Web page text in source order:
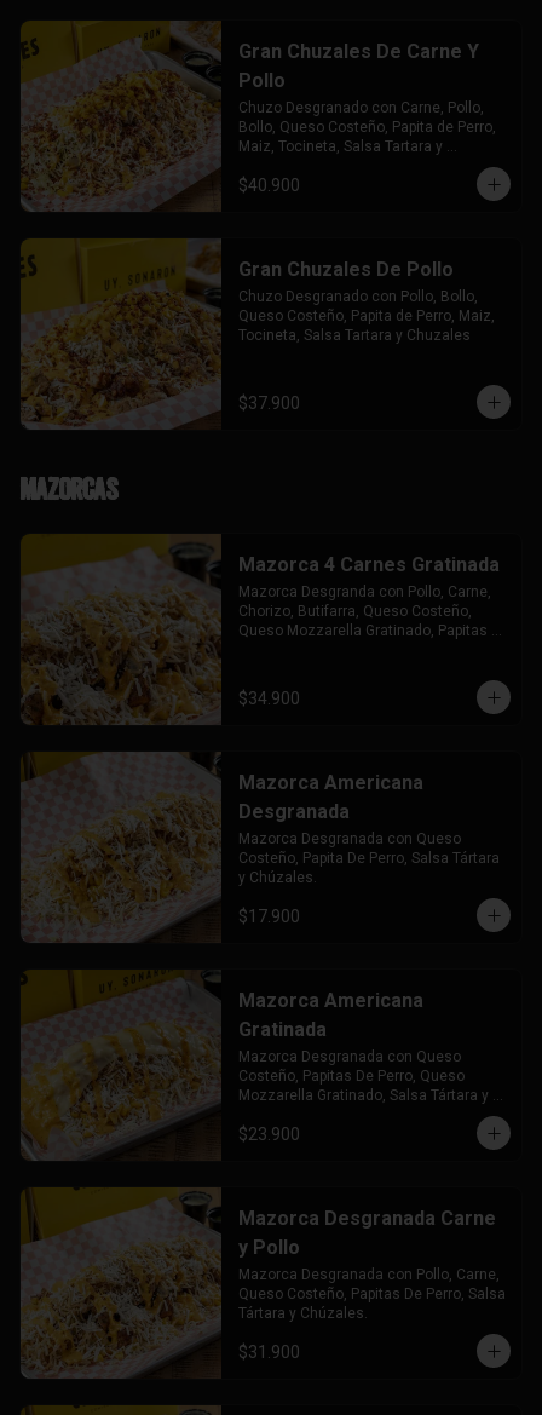
Gran Chuzales De Carne Y
Pollo
Chuzo Desgranado con Carne, Pollo,
Bollo, Queso Costeño, Papita de Perro,
Maiz, Tocineta, Salsa Tartara y
$40.900
Gran Chuzales De Pollo
Chuzo Desgranado con Pollo, Bollo,
Queso Costeño, Papita de Perro, Maiz,
Tocineta, Salsa Tartara y Chuzales
$37.900
Mazorcas
Mazorca 4 Carnes Gratinada
Mazorca Desgranda con Pollo, Carne,
Chorizo, Butifarra, Queso Costeño,
Queso Mozzarella Gratinado, Papitas
$34.900
Mazorca Americana
Desgranada
Mazorca Desgranada con Queso
Costeño, Papita De Perro, Salsa Tártara
y Chúzales.
$17.900
Mazorca Americana
Gratinada
Mazorca Desgranada con Queso
Costeño, Papitas De Perro, Queso
Mozzarella Gratinado, Salsa Tártara y
$23.900
Mazorca Desgranada Carne
y Pollo
Mazorca Desgranada con Pollo, Carne,
Queso Costeño, Papitas De Perro, Salsa
Tártara y Chúzales.
$31.900